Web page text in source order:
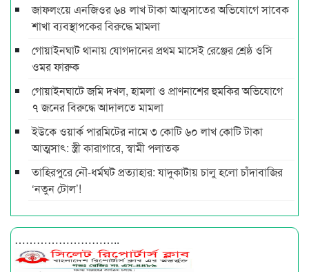
জাফলংয়ে এনজিওর ৬৪ লাখ টাকা আত্মসাতের অভিযোগে সাবেক
শাখা ব্যবস্থাপকের বিরুদ্ধে মামলা
গোয়াইনঘাট থানায় যোগদানের প্রথম মাসেই রেঞ্জের শ্রেষ্ঠ ওসি
ওমর ফারুক
গোয়াইনঘাটে জমি দখল, হামলা ও প্রাণনাশের হুমকির অভিযোগে
৭ জনের বিরুদ্ধে আদালতে মামলা
ইউকে ওয়ার্ক পারমিটের নামে ৩ কোটি ৬০ লাখ কোটি টাকা
আত্মসাৎ: স্ত্রী কারাগারে, স্বামী পলাতক
তাহিরপুরে নৌ-ধর্মঘট প্রত্যাহার: যাদুকাটায় চালু হলো চাঁদাবাজির
‘নতুন টোল’!
………………………..